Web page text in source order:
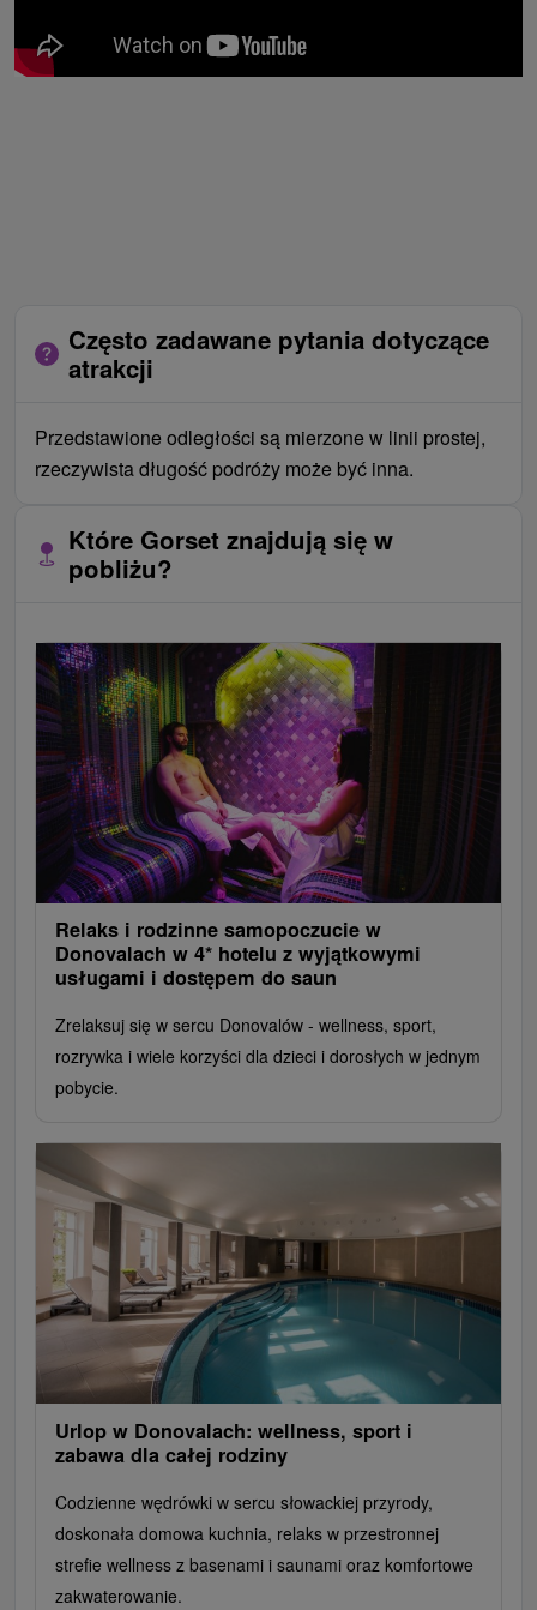
Często zadawane pytania dotyczące
atrakcji
Przedstawione odległości są mierzone w linii prostej,
rzeczywista długość podróży może być inna.
Które Gorset znajdują się w
pobliżu?
Relaks i rodzinne samopoczucie w
Donovalach w 4* hotelu z wyjątkowymi
usługami i dostępem do saun
Zrelaksuj się w sercu Donovalów - wellness, sport,
rozrywka i wiele korzyści dla dzieci i dorosłych w jednym
pobycie.
Urlop w Donovalach: wellness, sport i
zabawa dla całej rodziny
Codzienne wędrówki w sercu słowackiej przyrody,
doskonała domowa kuchnia, relaks w przestronnej
strefie wellness z basenami i saunami oraz komfortowe
zakwaterowanie.